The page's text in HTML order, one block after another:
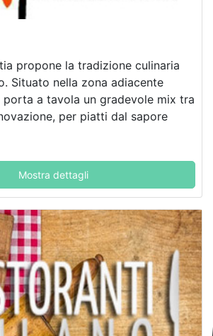
propone la tradizione culinaria
Situato nella zona adiacente
porta a tavola un gradevole mix tra
per piatti dal sapore
Mostra dettagli